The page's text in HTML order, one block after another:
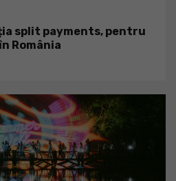
split payments, pentru
România